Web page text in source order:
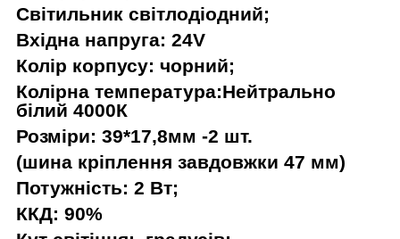
Світильник світлодіодний;
Вхідна напруга: 24V
Колір корпусу: чорний;
Колірна температура:Нейтрально
білий 4000К
Розміри: 39*17,8мм -2 шт.
(шина кріплення завдовжки 47 мм)
Потужність: 2 Вт;
ККД: 90%